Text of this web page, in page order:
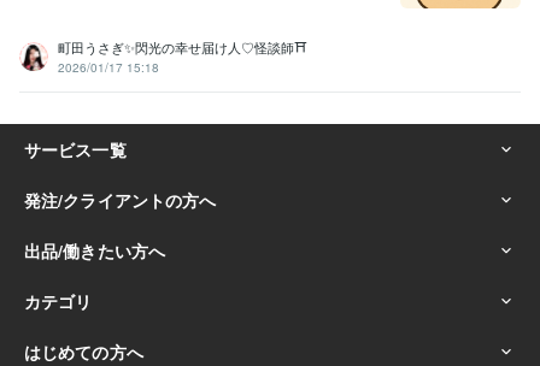
町田うさぎ✨閃光の幸せ届け人♡怪談師⛩️
2026/01/17 15:18